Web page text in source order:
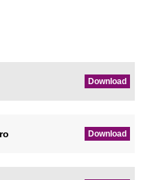
Download
Download